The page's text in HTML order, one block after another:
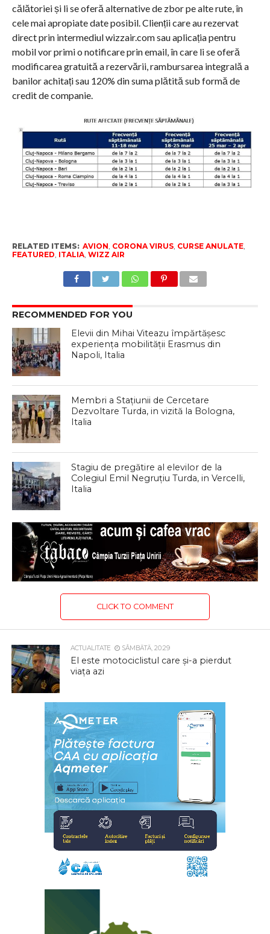
călătoriei și li se oferă alternative de zbor pe alte rute, în
cele mai apropiate date posibil. Clienții care au rezervat
direct prin intermediul wizzair.com sau aplicația pentru
mobil vor primi o notificare prin email, în care li se oferă
modificarea gratuită a rezervării, rambursarea integrală a
banilor achitați sau 120% din suma plătită sub formă de
credit de companie.
RELATED ITEMS: AVION, CORONA VIRUS, CURSE ANULATE,
FEATURED, ITALIA, WIZZ AIR
RECOMMENDED FOR YOU
Elevii din Mihai Viteazu împărtășesc
experiența mobilității Erasmus din
Napoli, Italia
Membri a Stațiunii de Cercetare
Dezvoltare Turda, in vizită la Bologna,
Italia
Stagiu de pregătire al elevilor de la
Colegiul Emil Negruțiu Turda, in Vercelli,
Italia
CLICK TO COMMENT
ACTUALITATE SÂMBĂTĂ, 20:29
El este motociclistul care și-a pierdut
viața azi